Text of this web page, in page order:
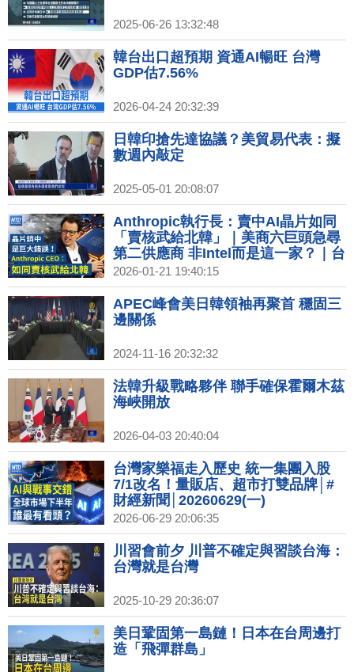
2025-06-26 13:32:48
韓台出口超預期 資通AI暢旺 台灣
GDP估7.56%
2026-04-24 20:32:39
日韓印搶先達協議？美貿易代表：擬
數週內敲定
2025-05-01 20:08:07
Anthropic執行長：賣中AI晶片如同
「賣核武給北韓」｜美商六巨頭急尋
第二供應商 非Intel而是這一家？｜台
灣搶先拿下晶片優惠 李在明：不能比
台灣差｜Netflix營收和獲利雙雙成長
訂閱用戶突破3.25億
2026-01-21 19:40:15
APEC峰會美日韓領袖再聚首 穩固三
邊關係
2024-11-16 20:32:32
法韓升級戰略夥伴 聯手確保霍爾木茲
海峽開放
2026-04-03 20:40:04
台灣家樂福走入歷史 統一集團入股
7/1改名！量販店、超市打雙品牌│#
財經新聞│20260629(一)
2026-06-29 20:06:35
川習會前夕 川普不確定與習談台海：
台灣就是台灣
2025-10-29 20:36:07
美日鞏固第一島鏈！日本在台周邊打
造「飛彈群島」